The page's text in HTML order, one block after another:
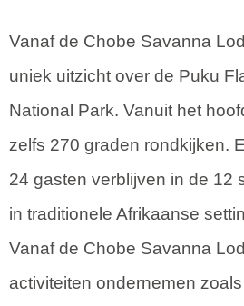
Vanaf de Chobe Savanna
uniek uitzicht over de Puku
National Park. Vanuit het
zelfs 270 graden rondkijken.
24 gasten verblijven in de 12
in traditionele Afrikaanse
Vanaf de Chobe Savanna
activiteiten ondernemen